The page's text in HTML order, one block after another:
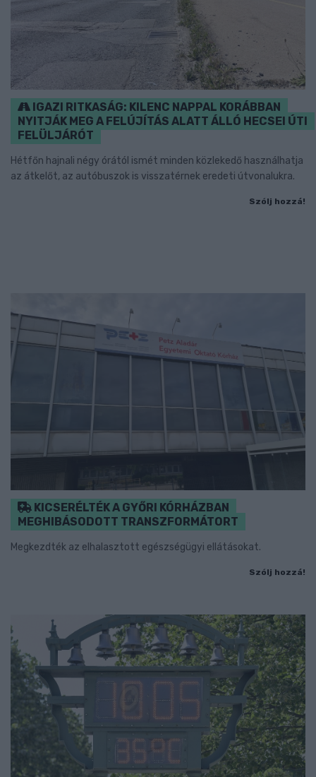
IGAZI RITKASÁG: KILENC NAPPAL KORÁBBAN
NYITJÁK MEG A FELÚJÍTÁS ALATT ÁLLÓ HECSEI ÚTI
FELÜLJÁRÓT
Hétfőn hajnali négy órától ismét minden közlekedő használhatja
az átkelőt, az autóbuszok is visszatérnek eredeti útvonalukra.
Szólj hozzá!
KICSERÉLTÉK A GYŐRI KÓRHÁZBAN
MEGHIBÁSODOTT TRANSZFORMÁTORT
Megkezdték az elhalasztott egészségügyi ellátásokat.
Szólj hozzá!